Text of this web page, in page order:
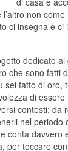
non
ci insegna e ci
dedicato
che sono fatti
sei fatto di oro,
di
contesti: da
nel periodo
conta davvero
per toccare